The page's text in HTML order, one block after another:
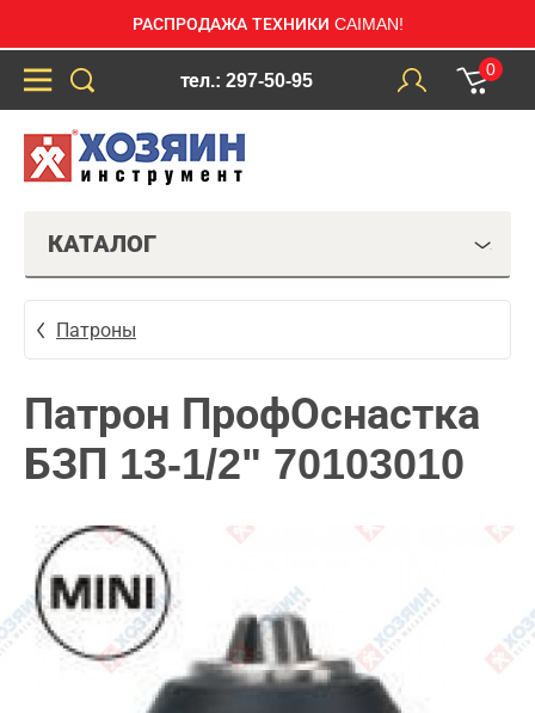
РАСПРОДАЖА ТЕХНИКИ CAIMAN!
тел.: 297-50-95
0
КАТАЛОГ
Патроны
Патрон ПрофОснастка
БЗП 13-1/2" 70103010